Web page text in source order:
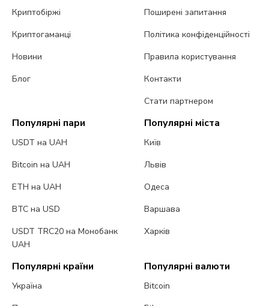
Криптобіржі
Криптогаманці
Новини
Блог
Поширені запитання
Політика конфіденційності
Правила користування
Контакти
Стати партнером
Популярні пари
USDT на UAH
Bitcoin на UAH
ETH на UAH
BTC на USD
USDT TRC20 на Монобанк
UAH
Популярні міста
Київ
Львів
Одеса
Варшава
Харків
Популярні країни
Україна
Популярні валюти
Bitcoin